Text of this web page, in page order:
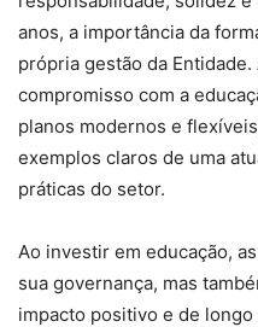
anos, a importância da
própria gestão da
compromisso com a
planos modernos e
exemplos claros de uma
práticas do setor.
Ao investir em educação,
sua governança, mas
impacto positivo e de